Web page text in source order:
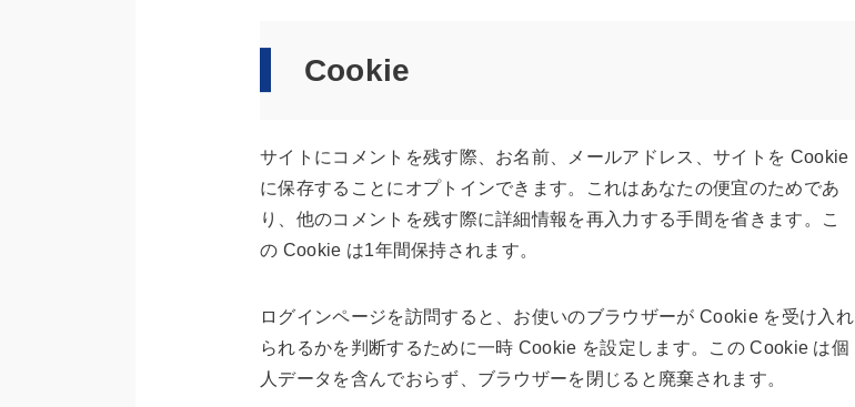
Cookie
サイトにコメントを残す際、お名前、メールアドレス、サイトを Cookie
に保存することにオプトインできます。これはあなたの便宜のためであ
り、他のコメントを残す際に詳細情報を再入力する手間を省きます。こ
の Cookie は1年間保持されます。
ログインページを訪問すると、お使いのブラウザーが Cookie を受け入れ
られるかを判断するために一時 Cookie を設定します。この Cookie は個
人データを含んでおらず、ブラウザーを閉じると廃棄されます。